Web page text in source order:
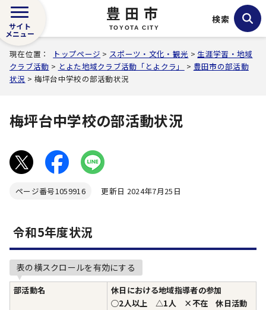
豊田市
TOYOTA CITY
サイト
メニュー
検索
現在位置： トップページ > スポーツ・文化・観光 > 生涯学習・地域
クラブ活動 > とよた地域クラブ活動「とよクラ」 > 豊田市の部活動
状況 > 梅坪台中学校の部活動状況
梅坪台中学校の部活動状況
ページ番号1059916 更新日 2024年7月25日
令和5年度状況
表の横スクロールを有効にする
部活動名
休日における地域指導者の参加
○2人以上 △1人 ×不在 休日活動